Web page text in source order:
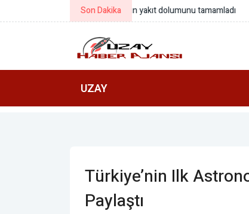
Son Dakika NASA: Williams'ın uzay
UZAY
Türkiye’nin Ilk
Paylaştı